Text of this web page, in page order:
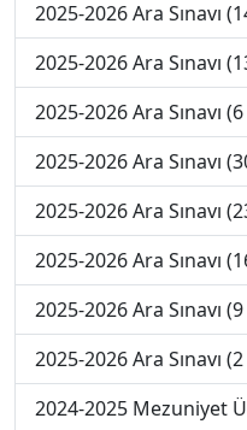
2025-2026 Ara Sınavı
2025-2026 Ara Sınavı
2025-2026 Ara Sınavı
2025-2026 Ara Sınavı
2025-2026 Ara Sınavı
2025-2026 Ara Sınavı
2025-2026 Ara Sınavı
2025-2026 Ara Sınavı
2024-2025 Mezuniyet